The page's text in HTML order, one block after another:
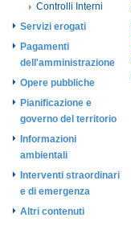
Controlli Interni
Servizi erogati
Pagamenti
dell'amministrazione
Opere pubbliche
Pianificazione e
governo del territorio
Informazioni
ambientali
Interventi straordinari
e di emergenza
Altri contenuti